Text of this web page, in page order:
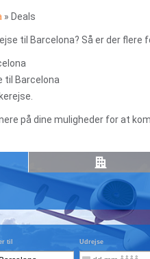
» Deals
til Barcelona? Så er der
til Barcelona
på dine muligheder for at